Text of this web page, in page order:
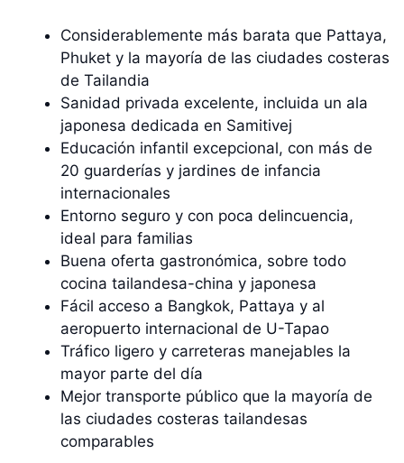
Considerablemente más barata que Pattaya,
Phuket y la mayoría de las ciudades costeras
de Tailandia
Sanidad privada excelente, incluida un ala
japonesa dedicada en Samitivej
Educación infantil excepcional, con más de
20 guarderías y jardines de infancia
internacionales
Entorno seguro y con poca delincuencia,
ideal para familias
Buena oferta gastronómica, sobre todo
cocina tailandesa-china y japonesa
Fácil acceso a Bangkok, Pattaya y al
aeropuerto internacional de U-Tapao
Tráfico ligero y carreteras manejables la
mayor parte del día
Mejor transporte público que la mayoría de
las ciudades costeras tailandesas
comparables